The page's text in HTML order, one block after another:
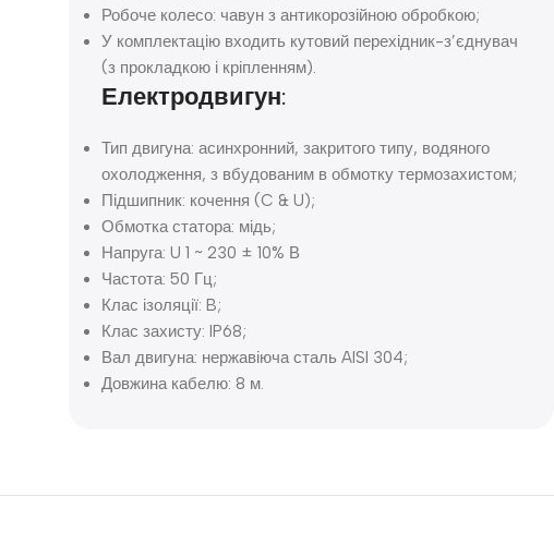
Робоче колесо: чавун з антикорозійною обробкою;
У комплектацію входить кутовий перехідник-з’єднувач
(з прокладкою і кріпленням).
Електродвигун:
Тип двигуна: асинхронний, закритого типу, водяного
охолодження, з вбудованим в обмотку термозахистом;
Підшипник: кочення (C & U);
Обмотка статора: мідь;
Напруга: U 1 ~ 230 ± 10% В
Частота: 50 Гц;
Клас ізоляції: B;
Клас захисту: IP68;
Вал двигуна: нержавіюча сталь AISI 304;
Довжина кабелю: 8 м.